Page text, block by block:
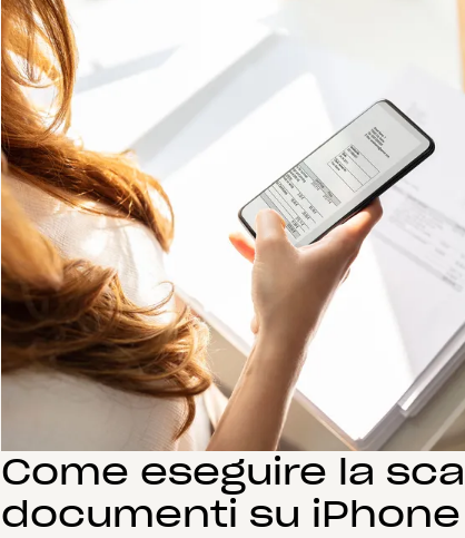
Come eseguire la
documenti su iPhone